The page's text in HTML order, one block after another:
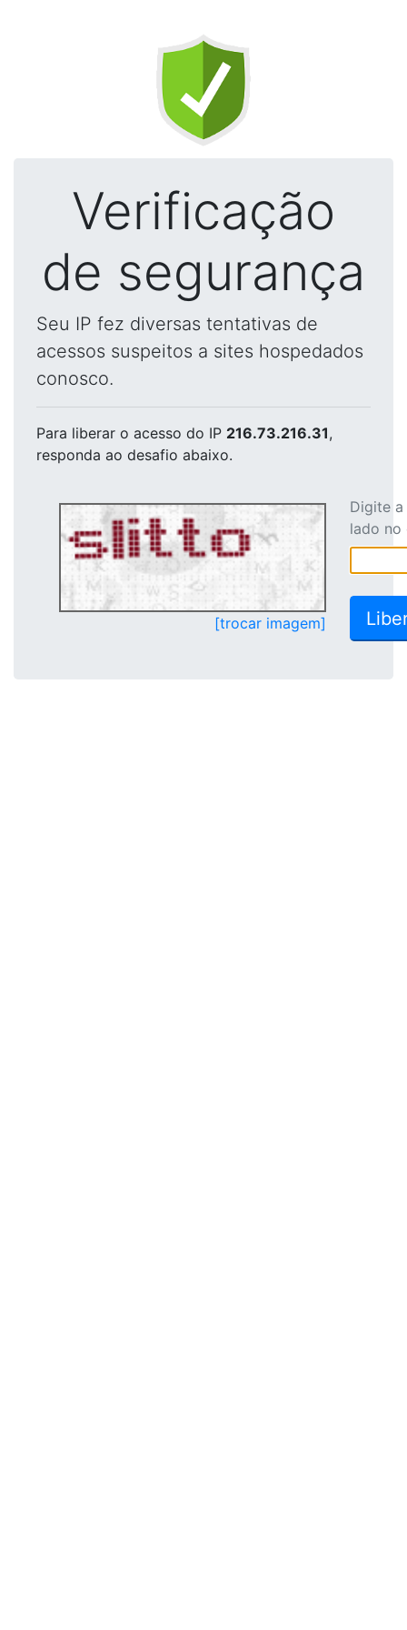
Verificação
de segurança
Seu IP fez diversas tentativas de
acessos suspeitos a sites hospedados
conosco.
Para liberar o acesso do IP 216.73.216.31,
responda ao desafio abaixo.
[trocar imagem]
Digite
lado no